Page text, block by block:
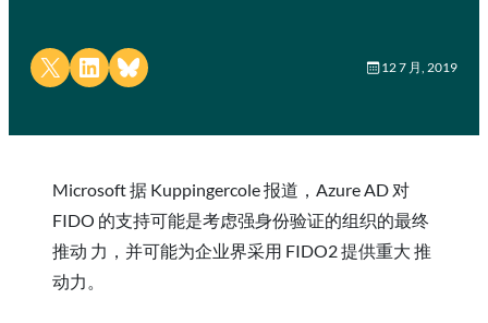
Share on X Share on LinkedIn
Share on Bluesky 12 7 月, 2019
Microsoft 据 Kuppingercole 报道，Azure AD 对
FIDO 的支持可能是考虑强身份验证的组织的最终
推动 力，并可能为企业界采用 FIDO2 提供重大 推
动力。